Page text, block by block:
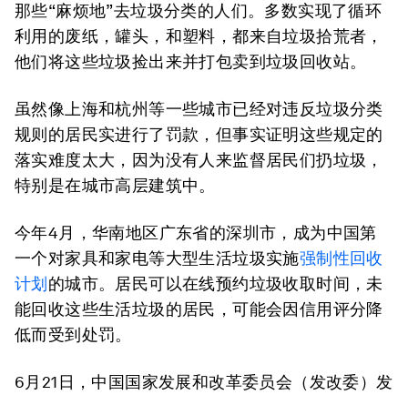
那些“麻烦地”去垃圾分类的人们。多数实现了循环
利用的废纸，罐头，和塑料，都来自垃圾拾荒者，
他们将这些垃圾捡出来并打包卖到垃圾回收站。
虽然像上海和杭州等一些城市已经对违反垃圾分类
规则的居民实进行了罚款，但事实证明这些规定的
落实难度太大，因为没有人来监督居民们扔垃圾，
特别是在城市高层建筑中。
今年4月，华南地区广东省的深圳市，成为中国第
一个对家具和家电等大型生活垃圾实施强制性回收
计划 的城市。居民可以在线预约垃圾收取时间，未
能回收这些生活垃圾的居民，可能会因信用评分降
低而受到处罚。
6月21日，中国国家发展和改革委员会（发改委）发